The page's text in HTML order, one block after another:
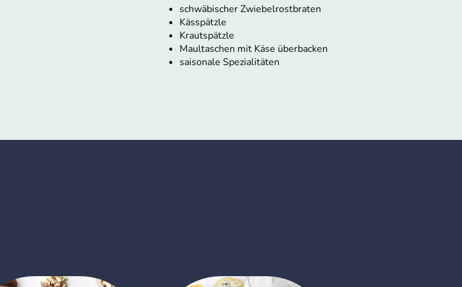
schwäbischer Zwiebelrostbraten
Kässpätzle
Krautspätzle
Maultaschen mit Käse überbacken
saisonale Spezialitäten